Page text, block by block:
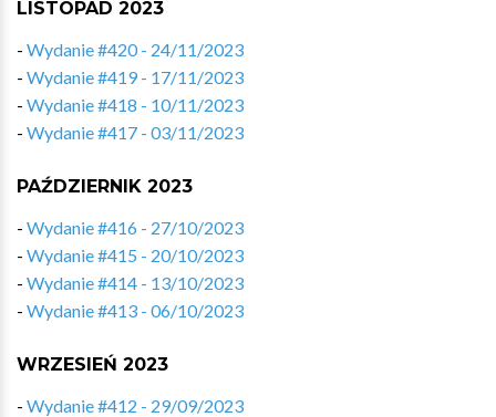
LISTOPAD 2023
- Wydanie #420 - 24/11/2023
- Wydanie #419 - 17/11/2023
- Wydanie #418 - 10/11/2023
- Wydanie #417 - 03/11/2023
PAŹDZIERNIK 2023
- Wydanie #416 - 27/10/2023
- Wydanie #415 - 20/10/2023
- Wydanie #414 - 13/10/2023
- Wydanie #413 - 06/10/2023
WRZESIEŃ 2023
- Wydanie #412 - 29/09/2023